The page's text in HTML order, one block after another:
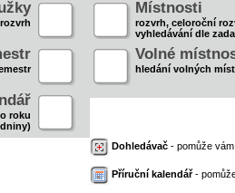
Místnosti
rozvrh, celoroční
vyhledávání dle
Volné
hledání volných
roku
Dohledávač - pomůže
Příruční kalendář-